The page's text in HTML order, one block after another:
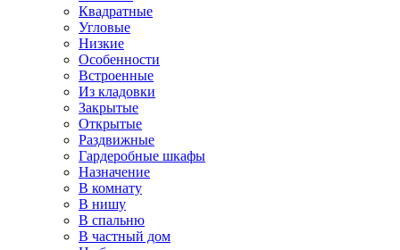
Квадратные
Угловые
Низкие
Особенности
Встроенные
Из кладовки
Закрытые
Открытые
Раздвижные
Гардеробные шкафы
Назначение
В комнату
В нишу
В спальню
В частный дом